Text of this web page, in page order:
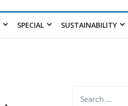
SPECIAL SUSTAINABILITY